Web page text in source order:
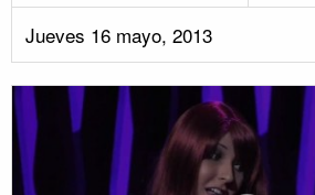
Jueves 16 mayo, 2013